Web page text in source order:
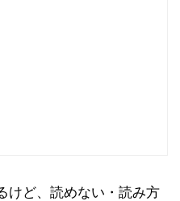
けど、読めない・読み方